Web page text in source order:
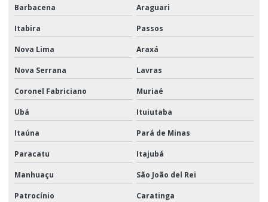
Barbacena Araguari
Itabira Passos
Nova Lima Araxá
Nova Serrana Lavras
Coronel Fabriciano Muriaé
Ubá Ituiutaba
Itaúna Pará de Minas
Paracatu Itajubá
Manhuaçu São João del Rei
Patrocínio Caratinga